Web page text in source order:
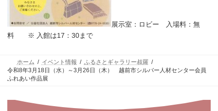
展示室：ロビー 入場料：無
料 ※ 入館は17：30まで
ホーム イベント情報
ふるさとギャラリー叔羅
令和8年3月18日（水）～3月26日（木） 越前市シルバー人材センター会員
ふれあい作品展